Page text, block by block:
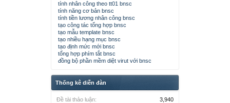
tính nhân công theo tt01 bnsc
tính năng cơ bản bnsc
tính tiền lương nhân công bnsc
tạo công tác tổng hợp bnsc
tạo mẫu template bnsc
tạo nhiều hạng mục bnsc
tạo định mức mới bnsc
tổng hợp phím tắt bnsc
đồng bộ phần mềm diệt virut với bnsc
Thống kê diễn đàn
Đề tài thảo luận:
3,940